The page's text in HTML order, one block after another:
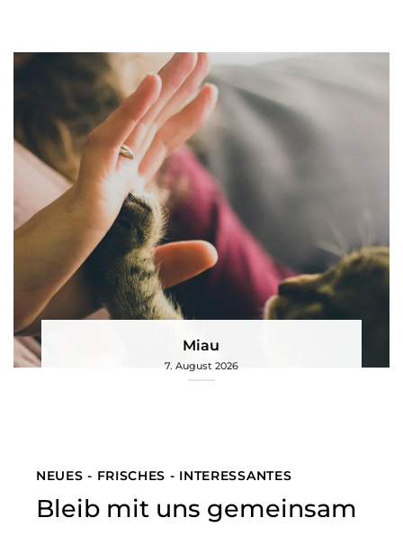
Miau
7. August 2026
NEUES - FRISCHES - INTERESSANTES
Bleib mit uns gemeinsam